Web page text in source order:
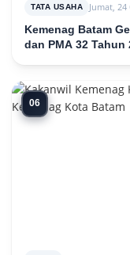
TATA USAHA
Jumat,
Kemenag Batam
dan PMA 32 Tahun
06